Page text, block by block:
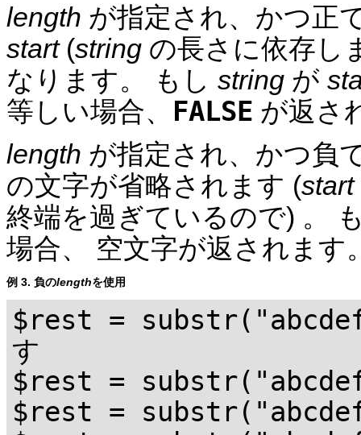
length が指定され、かつ正
start(string の長さに依存し
なります。 もし string が
等しい場合、 FALSE が返さ
length が指定され、かつ負
の文字が省略されます (start
終端を過ぎているので) 。
場合、 空文字が返されます
例 3. 負のlengthを使用
$rest =
す
$rest =
$rest =